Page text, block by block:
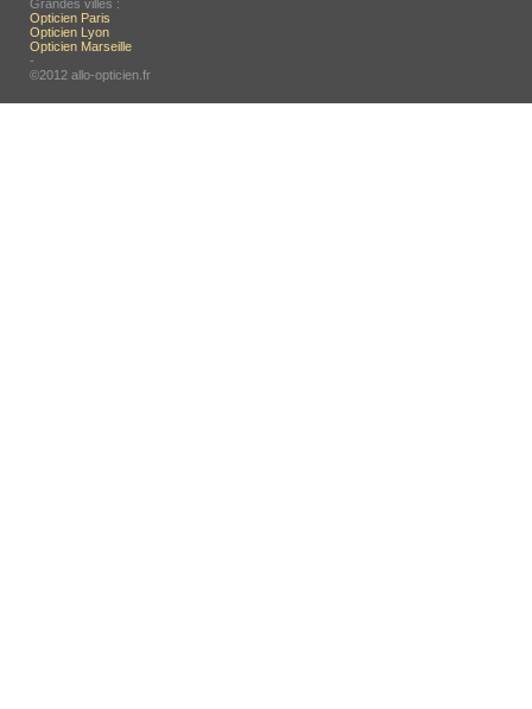
Grandes villes :
Opticien Paris
Opticien Lyon
Opticien Marseille
-
©2012 allo-opticien.fr